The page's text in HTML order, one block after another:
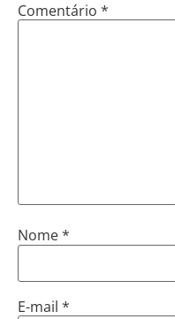
Comentário *
Nome*
E-mail *